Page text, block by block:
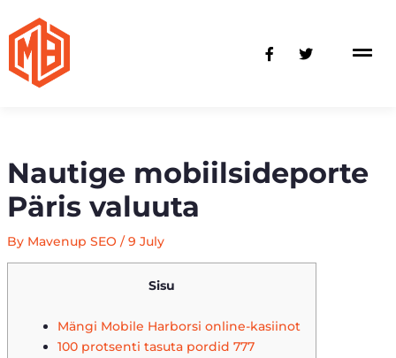
content
F
a
-
f
T
w
Nautige mobiilsideporte
Päris valuuta
By Mavenup SEO / 9 July
Sisu
Mängi Mobile Harborsi online-kasiinot
100 protsenti tasuta pordid 777